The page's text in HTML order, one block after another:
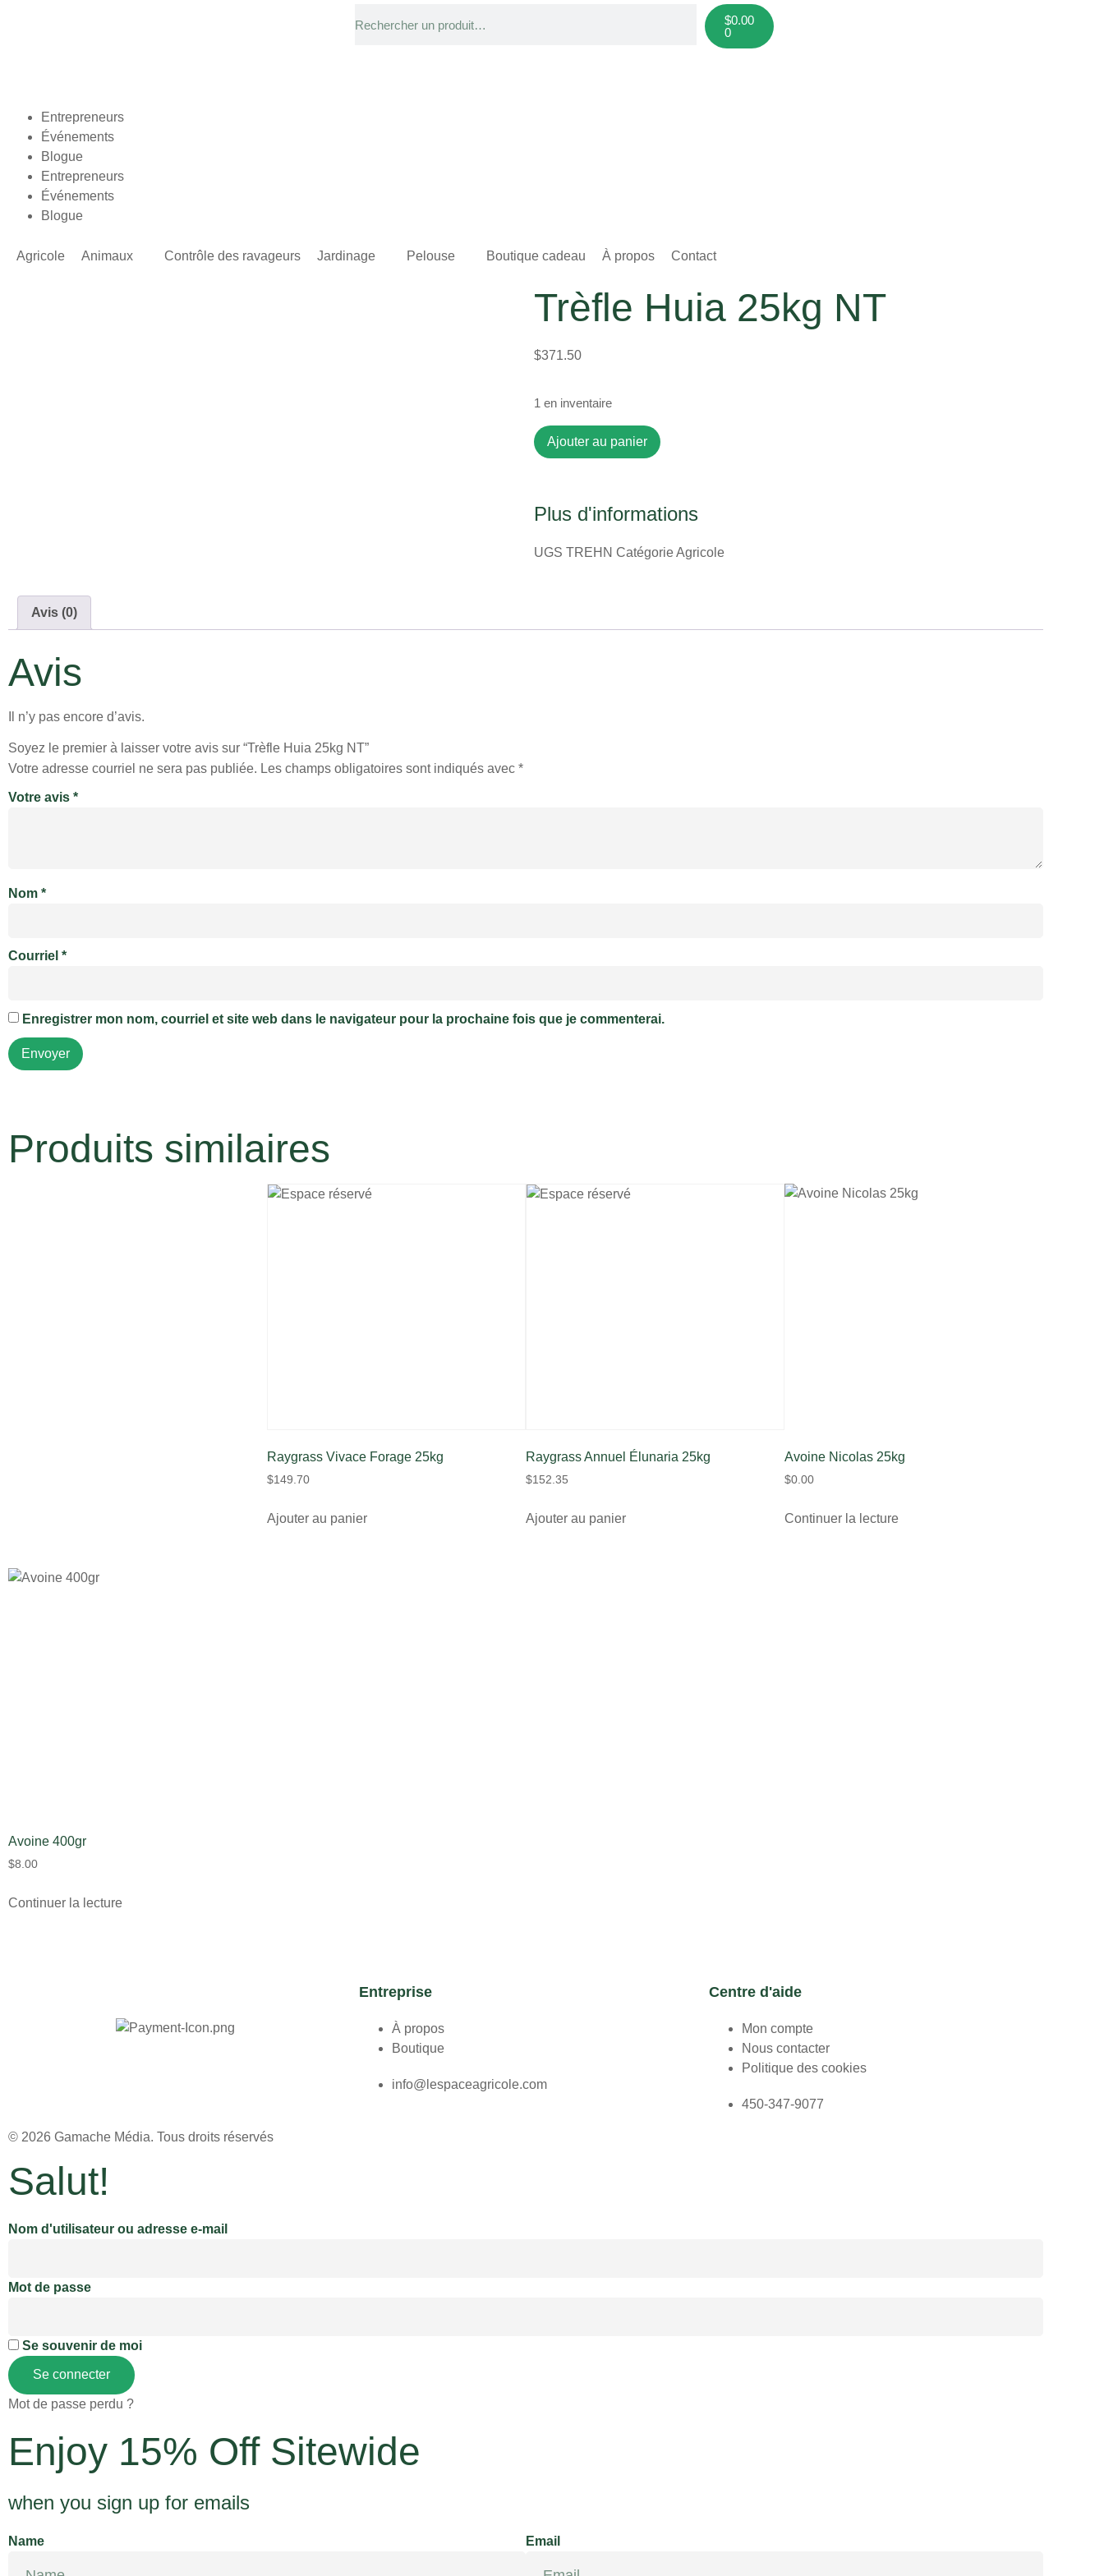
$0.00
0
Entrepreneurs
Événements
Blogue
Entrepreneurs
Événements
Blogue
Agricole Animaux Contrôle des ravageurs Jardinage Pelouse Boutique cadeau À propos Contact
Trèfle Huia 25kg NT
$371.50
1 en inventaire
Ajouter au panier
Plus d'informations
UGS TREHN CatégorieAgricole
Avis (0)
Avis
Il n’y pas encore d’avis.
Soyez le premier à laisser votre avis sur “Trèfle Huia 25kg NT”
Votre adresse courriel ne sera pas publiée. Les champs obligatoires sont indiqués avec *
Votre avis *
Nom *
Courriel *
Enregistrer mon nom, courriel et site web dans le navigateur pour la prochaine fois que je commenterai.
Produits similaires
Raygrass Vivace Forage 25kg
$149.70
Ajouter au panier
Raygrass Annuel Élunaria 25kg
$152.35
Ajouter au panier
Avoine Nicolas 25kg
$0.00
Continuer la lecture
Avoine 400gr
$8.00
Continuer la lecture
Entreprise
À propos
Boutique
info@lespaceagricole.com
Centre d'aide
Mon compte
Nous contacter
Politique des cookies
450-347-9077
© 2026 Gamache Média. Tous droits réservés
Salut!
Nom d'utilisateur ou adresse e-mail
Mot de passe
Se souvenir de moi
Se connecter
Mot de passe perdu ?
Enjoy 15% Off Sitewide
when you sign up for emails
Name Email